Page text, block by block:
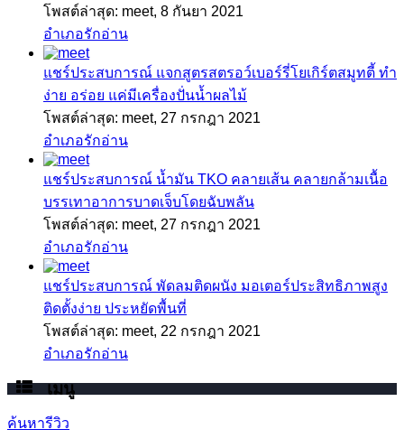
โพสต์ล่าสุด: meet, 8 กันยา 2021
อำเภอรักอ่าน
แชร์ประสบการณ์ แจกสูตรสตรอว์เบอร์รี่โยเกิร์ตสมูทตี้ ทำ
ง่าย อร่อย แค่มีเครื่องปั่นน้ำผลไม้
โพสต์ล่าสุด: meet, 27 กรกฎา 2021
อำเภอรักอ่าน
แชร์ประสบการณ์ น้ำมัน TKO คลายเส้น คลายกล้ามเนื้อ
บรรเทาอาการบาดเจ็บโดยฉับพลัน
โพสต์ล่าสุด: meet, 27 กรกฎา 2021
อำเภอรักอ่าน
แชร์ประสบการณ์ พัดลมติดผนัง มอเตอร์ประสิทธิภาพสูง
ติดตั้งง่าย ประหยัดพื้นที่
โพสต์ล่าสุด: meet, 22 กรกฎา 2021
อำเภอรักอ่าน
เมนู
ค้นหารีวิว